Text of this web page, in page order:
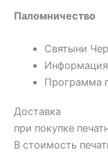
Паломничество
Святыни
Программа
Доставка
при покупке
В стоимость